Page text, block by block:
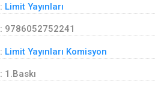
: Limit Yayınları
: 9786052752241
: Limit Yayınları Komisyon
: 1.Baskı